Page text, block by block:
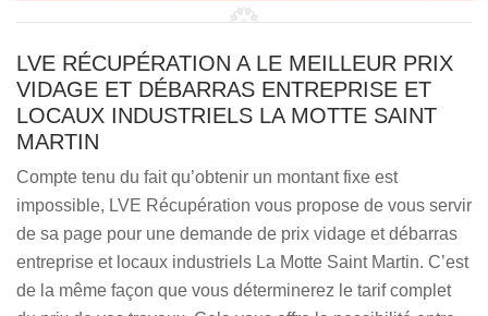
LVE RÉCUPÉRATION A LE MEILLEUR PRIX
VIDAGE ET DÉBARRAS ENTREPRISE ET
LOCAUX INDUSTRIELS LA MOTTE SAINT
MARTIN
Compte tenu du fait qu’obtenir un montant fixe est
impossible, LVE Récupération vous propose de vous servir
de sa page pour une demande de prix vidage et débarras
entreprise et locaux industriels La Motte Saint Martin. C’est
de la même façon que vous déterminerez le tarif complet